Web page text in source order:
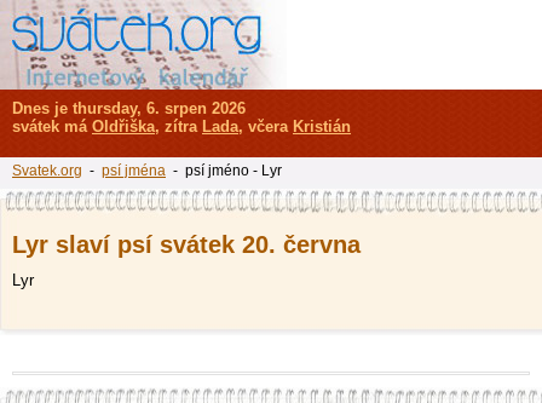
Lyr slaví psí svátek 20. června
Lyr
Dnes je thursday, 6. srpen 2026
svátek má Oldřiška, zítra Lada, včera Kristián
Svatek.org - psí jména - psí jméno - Lyr